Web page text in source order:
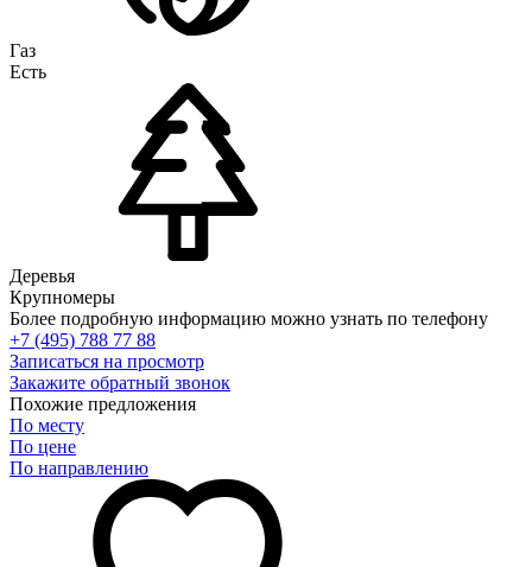
Газ
Есть
Деревья
Крупномеры
Более подробную информацию можно узнать по телефону
+7 (495) 788 77 88
Записаться на просмотр
Закажите обратный звонок
Похожие предложения
По месту
По цене
По направлению